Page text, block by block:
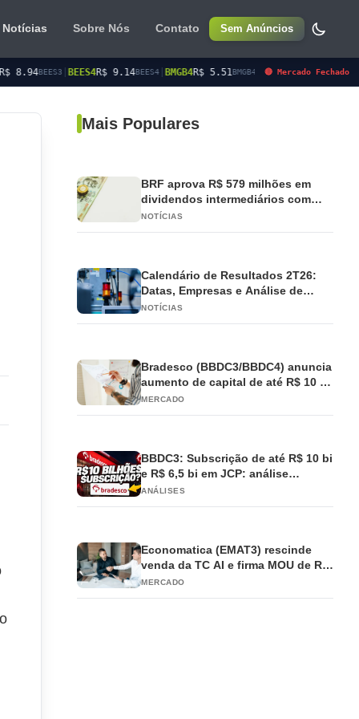
Notícias Sobre Nós Contato Sem Anúncios
|BEES4R$ 9.14BEES4|BMGB4R$ 5.51BMGB4|BRAP4R$ 22.00 BRAP4|BRSR3R$
🔴 Mercado Fechado
Mais Populares
BRF aprova R$ 579 milhões em
dividendos intermediários com
pagamento em 2026
NOTÍCIAS
Calendário de Resultados 2T26:
Datas, Empresas e Análise de
Impacto
NOTÍCIAS
Bradesco (BBDC3/BBDC4) anuncia
aumento de capital de até R$ 10 bi
e antecipa JCP
MERCADO
BBDC3: Subscrição de até R$ 10 bi
e R$ 6,5 bi em JCP: análise
completa
ANÁLISES
Economatica (EMAT3) rescinde
venda da TC AI e firma MOU de R$
3 mi com EQI
MERCADO